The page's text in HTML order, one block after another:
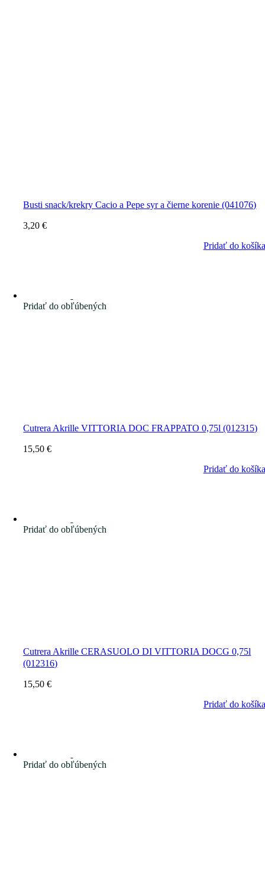
Busti snack/krekry Cacio a Pepe syr a čierne korenie (041076)
3,20€
Pridať do košíka
Pridať do obľúbených
Cutrera Akrille VITTORIA DOC FRAPPATO 0,75l (012315)
15,50€
Pridať do košíka
Pridať do obľúbených
Cutrera Akrille CERASUOLO DI VITTORIA DOCG 0,75l
(012316)
15,50€
Pridať do košíka
Pridať do obľúbených